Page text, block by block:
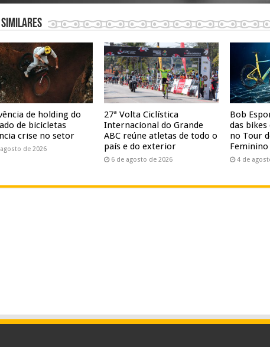
de holding do
de bicicletas
crise no setor
de 2026
27ª Volta Ciclística
Internacional do Grande
ABC reúne atletas de todo o
país e do exterior
6 de agosto de 2026
Bob
das bikes
no Tour
Feminino
4 de